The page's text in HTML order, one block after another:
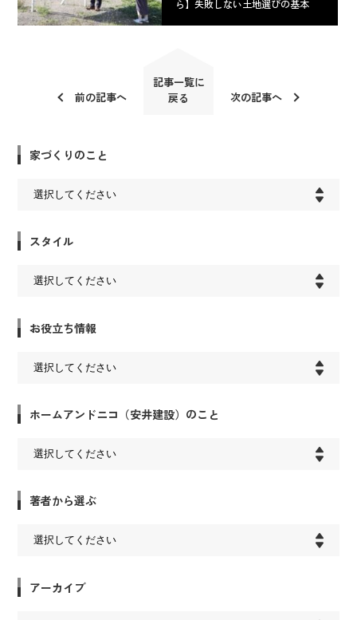
ら】失敗しない土地選びの基本
前の記事へ
記事一覧に
戻る
次の記事へ
家づくりのこと
スタイル
お役立ち情報
ホームアンドニコ（安井建設）のこと
著者から選ぶ
アーカイブ